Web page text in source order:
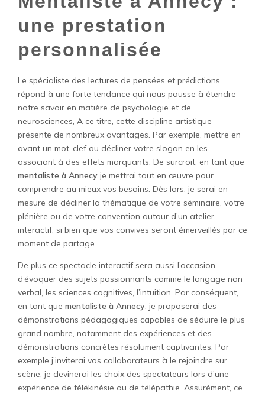
une prestation
personnalisée
Le spécialiste des lectures de pensées et prédictions
répond à une forte tendance qui nous pousse à étendre
notre savoir en matière de psychologie et de
neurosciences, A ce titre, cette discipline artistique
présente de nombreux avantages. Par exemple, mettre en
avant un mot-clef ou décliner votre slogan en les
associant à des effets marquants. De surcroit, en tant que
mentaliste à Annecy je mettrai tout en œuvre pour
comprendre au mieux vos besoins. Dès lors, je serai en
mesure de décliner la thématique de votre séminaire, votre
plénière ou de votre convention autour d’un atelier
interactif, si bien que vos convives seront émerveillés par ce
moment de partage.
De plus ce spectacle interactif sera aussi l’occasion
d’évoquer des sujets passionnants comme le langage non
verbal, les sciences cognitives, l’intuition. Par conséquent,
en tant que mentaliste à Annecy, je proposerai des
démonstrations pédagogiques capables de séduire le plus
grand nombre, notamment des expériences et des
démonstrations concrètes résolument captivantes. Par
exemple j’inviterai vos collaborateurs à le rejoindre sur
scène, je devinerai les choix des spectateurs lors d’une
expérience de télékinésie ou de télépathie. Assurément, ce